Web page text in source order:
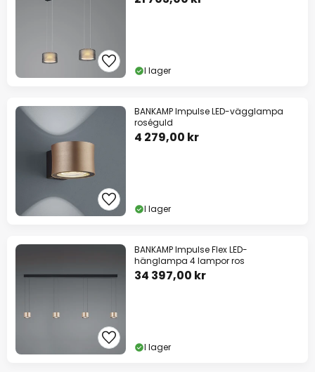
I lager
BANKAMP Impulse LED-vägglampa
roséguld
4 279,00 kr
I lager
BANKAMP Impulse Flex LED-
hänglampa 4 lampor ros
34 397,00 kr
I lager